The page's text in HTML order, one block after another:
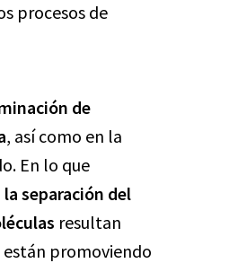
procesos de
de
, así como en la
En lo que
separación del
resultan
están promoviendo